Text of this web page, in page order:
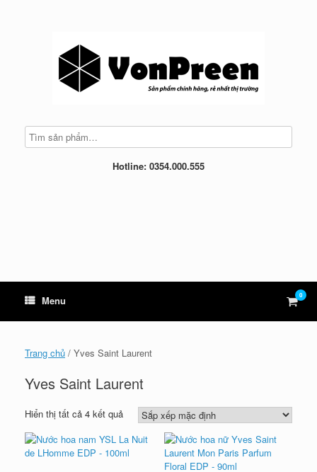
Hotline: 0354.000.555
Menu View
cart
0
Trang chủ / Yves Saint Laurent
Yves Saint Laurent
Hiển thị tất cả 4 kết quả